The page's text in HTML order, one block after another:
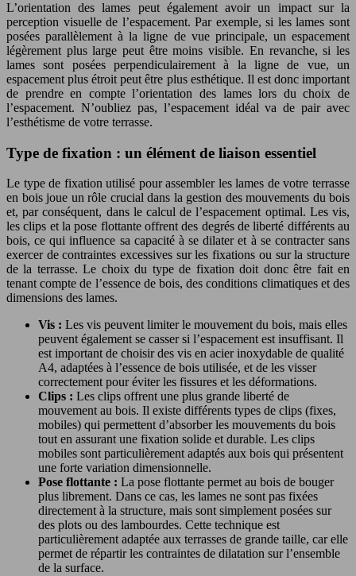
L’orientation des lames peut également avoir un impact sur la
perception visuelle de l’espacement. Par exemple, si les lames sont
posées parallèlement à la ligne de vue principale, un espacement
légèrement plus large peut être moins visible. En revanche, si les
lames sont posées perpendiculairement à la ligne de vue, un
espacement plus étroit peut être plus esthétique. Il est donc important
de prendre en compte l’orientation des lames lors du choix de
l’espacement. N’oubliez pas, l’espacement idéal va de pair avec
l’esthétisme de votre terrasse.
Type de fixation : un élément de liaison essentiel
Le type de fixation utilisé pour assembler les lames de votre terrasse
en bois joue un rôle crucial dans la gestion des mouvements du bois
et, par conséquent, dans le calcul de l’espacement optimal. Les vis,
les clips et la pose flottante offrent des degrés de liberté différents au
bois, ce qui influence sa capacité à se dilater et à se contracter sans
exercer de contraintes excessives sur les fixations ou sur la structure
de la terrasse. Le choix du type de fixation doit donc être fait en
tenant compte de l’essence de bois, des conditions climatiques et des
dimensions des lames.
Vis : Les vis peuvent limiter le mouvement du bois, mais elles
peuvent également se casser si l’espacement est insuffisant. Il
est important de choisir des vis en acier inoxydable de qualité
A4, adaptées à l’essence de bois utilisée, et de les visser
correctement pour éviter les fissures et les déformations.
Clips : Les clips offrent une plus grande liberté de
mouvement au bois. Il existe différents types de clips (fixes,
mobiles) qui permettent d’absorber les mouvements du bois
tout en assurant une fixation solide et durable. Les clips
mobiles sont particulièrement adaptés aux bois qui présentent
une forte variation dimensionnelle.
Pose flottante : La pose flottante permet au bois de bouger
plus librement. Dans ce cas, les lames ne sont pas fixées
directement à la structure, mais sont simplement posées sur
des plots ou des lambourdes. Cette technique est
particulièrement adaptée aux terrasses de grande taille, car elle
permet de répartir les contraintes de dilatation sur l’ensemble
de la surface.